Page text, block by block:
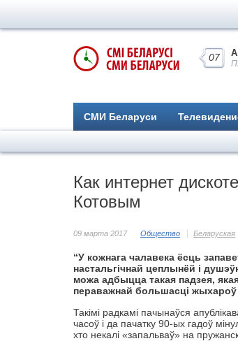
07
СМИ Беларуси
Как интернет
Котовым
09 марта 2017 Общество Беларуская
“У кожнага чалавека ёсць
настальгічнай цеплынёй і
можа адбыцца такая падзея,
пераважнай большасці жыхароў
Такімі радкамі пачынаўся
часоў і да пачатку 90-ых гадоў
хто некалі «запальваў» на